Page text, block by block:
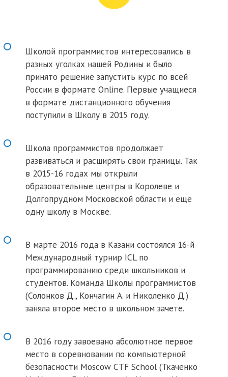
Школой программистов интересовались в
разных уголках нашей Родины и было
принято решение запустить курс по всей
России в формате Online. Первые учащиеся
в формате дистанционного обучения
поступили в Школу в 2015 году.
Школа программистов продолжает
развиваться и расширять свои границы. Так
в 2015-16 годах мы открыли
образовательные центры в Королеве и
Долгопрудном Московской области и еще
одну школу в Москве.
В марте 2016 года в Казани состоялся 16-й
Международный турнир ICL по
программированию среди школьников и
студентов. Команда Школы программистов
(Солонков Д., Кончагин А. и Николенко Д.)
заняла второе место в школьном зачете.
В 2016 году завоевано абсолютное первое
место в соревновании по компьютерной
безопасности Moscow CTF School (Ткаченко